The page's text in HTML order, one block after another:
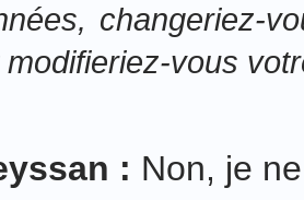
changeriez-
vous
: Non, je